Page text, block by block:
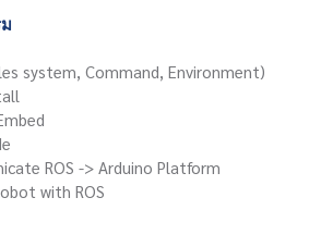
system, Command, Environment)
ROS -> Arduino Platform
with ROS